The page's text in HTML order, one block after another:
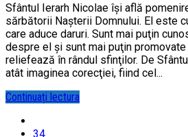
Sfântul Ierarh Nicolae îşi află
sărbătorii Naşterii Domnului. El este
care aduce daruri. Sunt mai puţin
despre el şi sunt mai puţin
reliefează în rândul sfinţilor. De
atât imaginea corecţiei, fiind cel...
Continuați lectura
34